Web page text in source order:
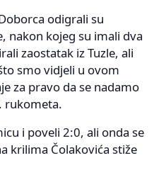
odigrali su
nakon kojeg su imali dva
zaostatak iz Tuzle, ali
smo vidjeli u ovom
za pravo da se nadamo
rukometa.
i poveli 2:0, ali onda se
krilima Čolakovića stiže